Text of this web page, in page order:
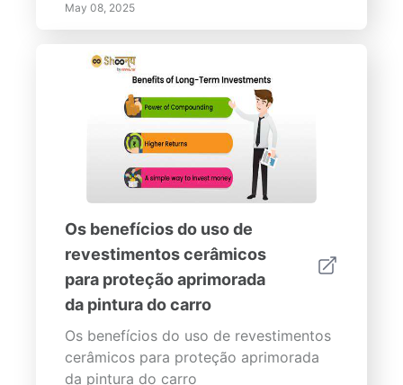
May 08, 2025
Os benefícios do uso de
revestimentos cerâmicos
para proteção aprimorada
da pintura do carro
Os benefícios do uso de revestimentos
cerâmicos para proteção aprimorada
da pintura do carro